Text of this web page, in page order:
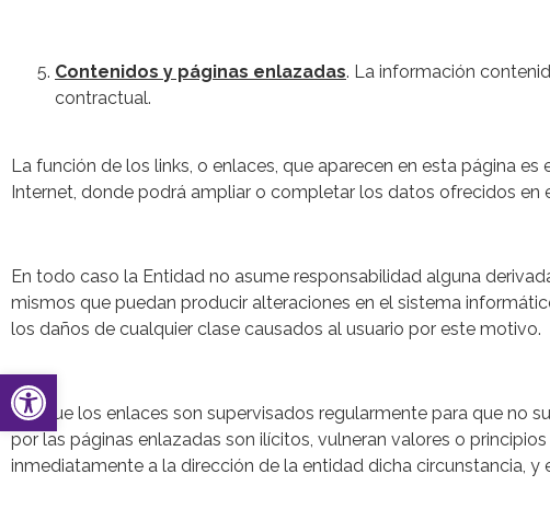
Contenidos y páginas enlazadas. La información
contractual.
La función de los links, o enlaces, que aparecen en esta página
Internet, donde podrá ampliar o completar los datos ofrecidos
En todo caso la Entidad no asume responsabilidad alguna
mismos que puedan producir alteraciones en el sistema
los daños de cualquier clase causados al usuario por este motivo.
Aunque los enlaces son supervisados regularmente para que no
por las páginas enlazadas son ilícitos, vulneran valores o
inmediatamente a la dirección de la entidad dicha circunstancia, y
Abrir barra de herramientas